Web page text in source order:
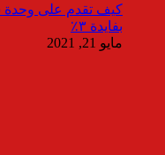
كيف تقدم على وحدة
بفايدة ٣٪
مايو 21, 2021